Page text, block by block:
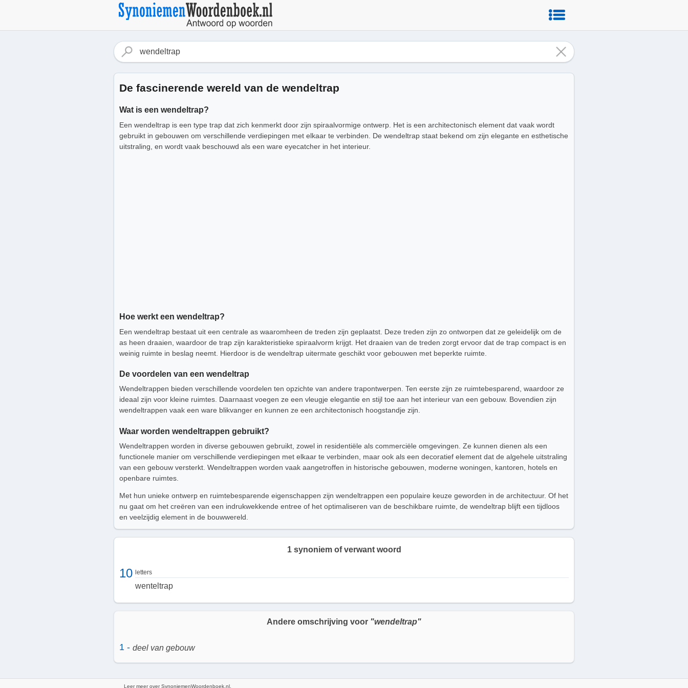
De fascinerende wereld van de wendeltrap
Wat is een wendeltrap?
Een wendeltrap is een type trap dat zich kenmerkt door zijn spiraalvormige ontwerp. Het is een architectonisch element dat vaak wordt
gebruikt in gebouwen om verschillende verdiepingen met elkaar te verbinden. De wendeltrap staat bekend om zijn elegante en esthetische
uitstraling, en wordt vaak beschouwd als een ware eyecatcher in het interieur.
Hoe werkt een wendeltrap?
Een wendeltrap bestaat uit een centrale as waaromheen de treden zijn geplaatst. Deze treden zijn zo ontworpen dat ze geleidelijk om de
as heen draaien, waardoor de trap zijn karakteristieke spiraalvorm krijgt. Het draaien van de treden zorgt ervoor dat de trap compact is en
weinig ruimte in beslag neemt. Hierdoor is de wendeltrap uitermate geschikt voor gebouwen met beperkte ruimte.
De voordelen van een wendeltrap
Wendeltrappen bieden verschillende voordelen ten opzichte van andere trapontwerpen. Ten eerste zijn ze ruimtebesparend, waardoor ze
ideaal zijn voor kleine ruimtes. Daarnaast voegen ze een vleugje elegantie en stijl toe aan het interieur van een gebouw. Bovendien zijn
wendeltrappen vaak een ware blikvanger en kunnen ze een architectonisch hoogstandje zijn.
Waar worden wendeltrappen gebruikt?
Wendeltrappen worden in diverse gebouwen gebruikt, zowel in residentiële als commerciële omgevingen. Ze kunnen dienen als een
functionele manier om verschillende verdiepingen met elkaar te verbinden, maar ook als een decoratief element dat de algehele uitstraling
van een gebouw versterkt. Wendeltrappen worden vaak aangetroffen in historische gebouwen, moderne woningen, kantoren, hotels en
openbare ruimtes.
Met hun unieke ontwerp en ruimtebesparende eigenschappen zijn wendeltrappen een populaire keuze geworden in de architectuur. Of het
nu gaat om het creëren van een indrukwekkende entree of het optimaliseren van de beschikbare ruimte, de wendeltrap blijft een tijdloos
en veelzijdig element in de bouwwereld.
1 synoniem of verwant woord
10 letters
wenteltrap
Andere omschrijving voor "wendeltrap"
1 - deel van gebouw
Leer meer over SynoniemenWoordenboek.nl,